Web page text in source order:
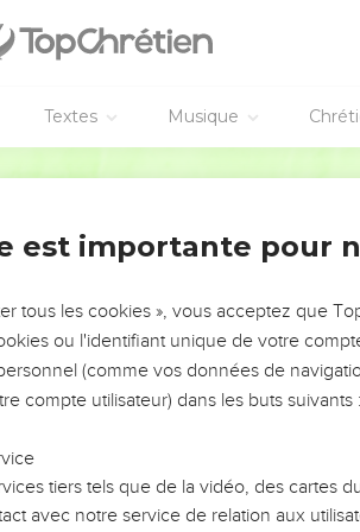
Textes Musique
enlève d'abord la poutre de ton œil, et
ni un mauvais arbre de bons fruits.
On ne cueille pas des figues sur des
trésor de son cœur, et celui qui est
sa bouche exprime ce dont son cœur
!’et ne faites-vous pas ce que je dis ?
qui vient à moi, entend mes
une maison, a creusé, creusé
le torrent s'est jeté contre cette
est importante pour
tous les cookies », vous acceptez que
ou l'identifiant unique de votre
(comme vos données de
compte utilisateur) dans les buts suivants :
tiers tels que de la vidéo, des cartes
avec notre service de relation aux